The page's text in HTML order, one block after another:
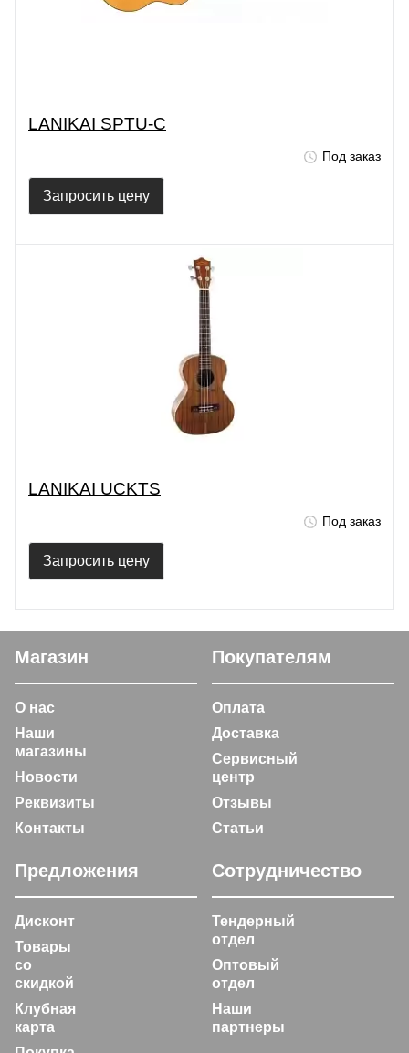
LANIKAI SPTU-С
Под заказ
Запросить цену
LANIKAI UCKTS
Под заказ
Запросить цену
Магазин
О нас
Наши
магазины
Новости
Реквизиты
Контакты
Покупателям
Оплата
Доставка
Сервисный
центр
Отзывы
Статьи
Предложения
Дисконт
Товары
со
скидкой
Клубная
карта
Сотрудничество
Тендерный
отдел
Оптовый
отдел
Наши
партнеры